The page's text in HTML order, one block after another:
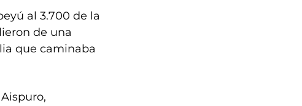
al 3.700 de la
de una
que caminaba